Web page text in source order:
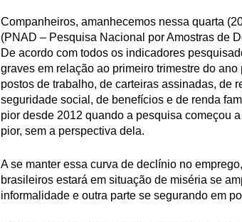
Companheiros, amanhecemos nessa quarta
(PNAD – Pesquisa Nacional por Amostras de
De acordo com todos os indicadores
graves em relação ao primeiro trimestre do
postos de trabalho, de carteiras assinadas, de
seguridade social, de benefícios e de renda
pior desde 2012 quando a pesquisa começou
pior, sem a perspectiva dela.
A se manter essa curva de declínio no
brasileiros estará em situação de miséria se
informalidade e outra parte se segurando em